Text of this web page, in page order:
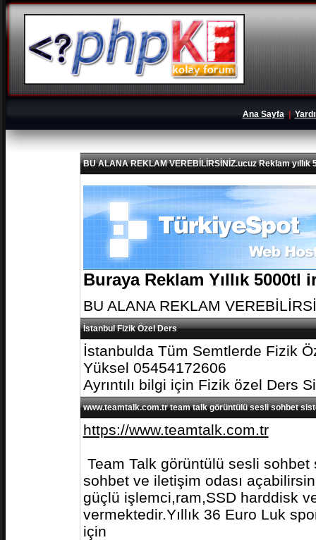
Ana Sayfa|
BU ALANA REKLAM VEREBİLİRSİNİZ.ucuz Reklam yıllık
Buraya Reklam Yıllık
BU ALANA REKLAM
İstanbul Fizik Özel Ders
İstanbulda Tüm Semtlerde Fizik
Yüksel 05454172606
Ayrıntılı bilgi için Fizik özel Ders
www.teamtalk.com.tr team talk görüntülü sesli sohbet
https://www.teamtalk.com.tr
Team Talk görüntülü sesli
sohbet ve iletişim odası
güçlü işlemci,ram,SSD harddisk
vermektedir.Yıllık 36 Euro Luk
için